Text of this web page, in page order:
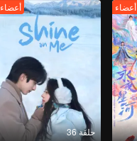
أعضاء
حلقة 36
أعضاء